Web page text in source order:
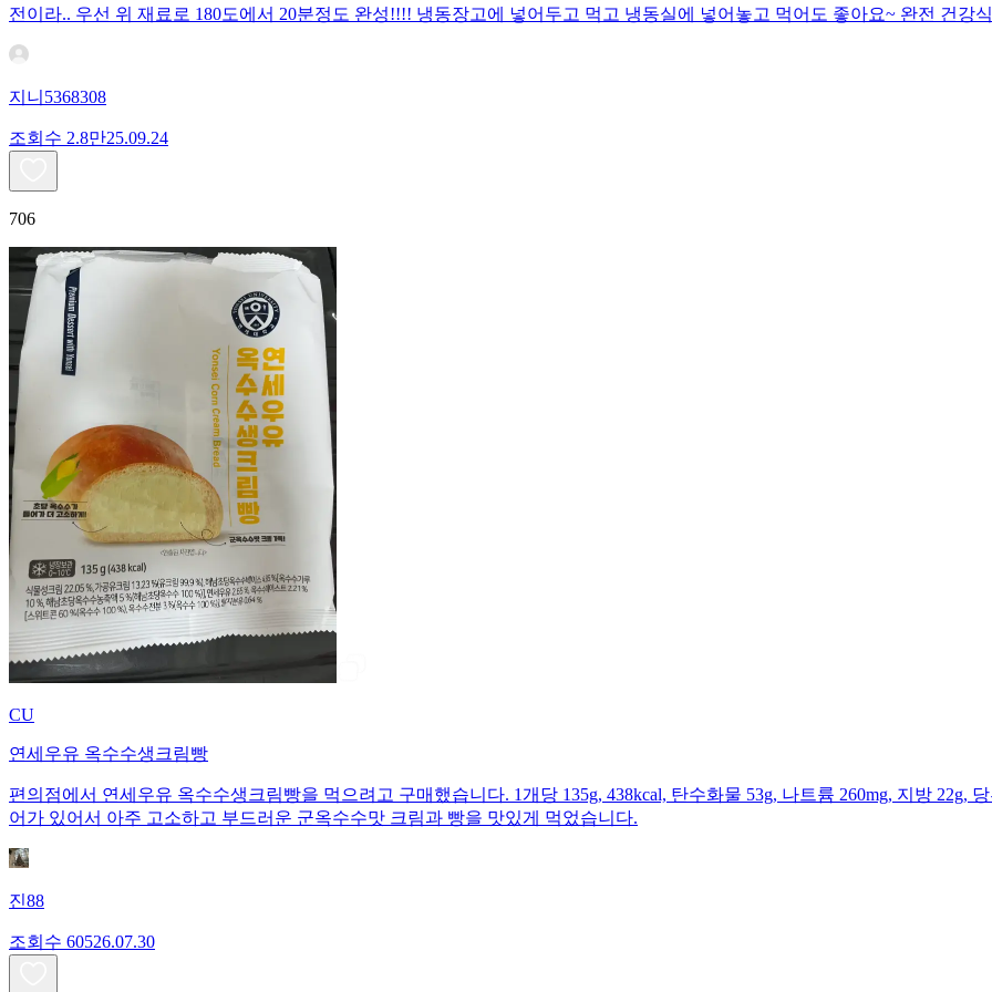
전이라.. 우선 위 재료로 180도에서 20분정도 완성!!!! 냉동장고에 넣어두고 먹고 냉동실에 넣어놓고 먹어도 좋아요~ 완전 건강
지니5368308
조회수 2.8만25.09.24
706
CU
연세우유 옥수수생크림빵
편의점에서 연세우유 옥수수생크림빵을 먹으려고 구매했습니다. 1개당 135g, 438kcal, 탄수화물 53g, 나트륨 260mg, 지방 22g,
어가 있어서 아주 고소하고 부드러운 군옥수수맛 크림과 빵을 맛있게 먹었습니다.
진88
조회수 60526.07.30